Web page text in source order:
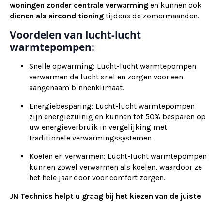
woningen zonder centrale verwarming en kunnen ook
dienen als airconditioning tijdens de zomermaanden.
Voordelen van lucht-lucht
warmtepompen:
Snelle opwarming: Lucht-lucht warmtepompen
verwarmen de lucht snel en zorgen voor een
aangenaam binnenklimaat.
Energiebesparing: Lucht-lucht warmtepompen
zijn energiezuinig en kunnen tot 50% besparen op
uw energieverbruik in vergelijking met
traditionele verwarmingssystemen.
Koelen en verwarmen: Lucht-lucht warmtepompen
kunnen zowel verwarmen als koelen, waardoor ze
het hele jaar door voor comfort zorgen.
JN Technics helpt u graag bij het kiezen van de juiste